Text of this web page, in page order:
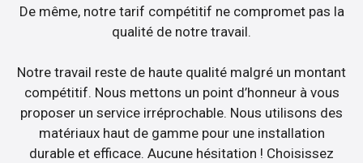
De même, notre tarif compétitif ne compromet pas la
qualité de notre travail.
Notre travail reste de haute qualité malgré un montant
compétitif. Nous mettons un point d’honneur à vous
proposer un service irréprochable. Nous utilisons des
matériaux haut de gamme pour une installation
durable et efficace. Aucune hésitation ! Choisissez